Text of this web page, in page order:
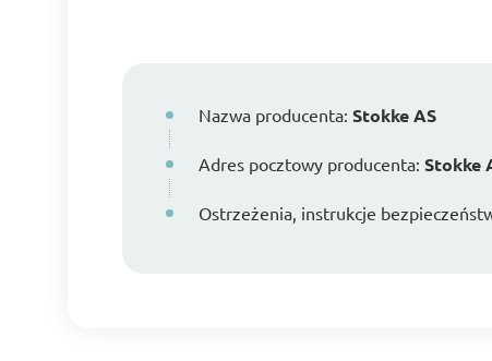
Nazwa producenta: Stokke AS
Adres pocztowy producenta: Stokke
Ostrzeżenia, instrukcje